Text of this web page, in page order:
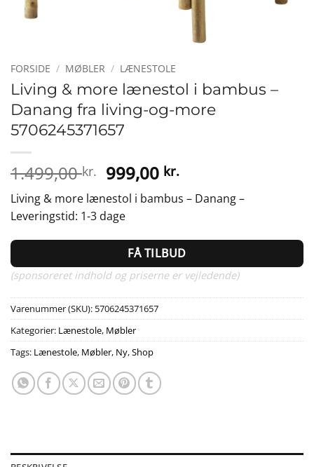
FORSIDE / MØBLER / LÆNESTOLE
Living & more lænestol i bambus –
Danang fra living-og-more
5706245371657
1.499,00kr. Den
oprindelige
pris
var:
1.499,00 kr..
999,00 kr.Den
aktuelle
pris
999,00 kr..
Living & more lænestol i bambus – Danang –
Leveringstid: 1-3 dage
FÅ TILBUD
(sponsoreret indhold og priserne er vejledende)
Varenummer (SKU): 5706245371657
Kategorier: Lænestole, Møbler
Tags: Lænestole, Møbler, Ny,Shop